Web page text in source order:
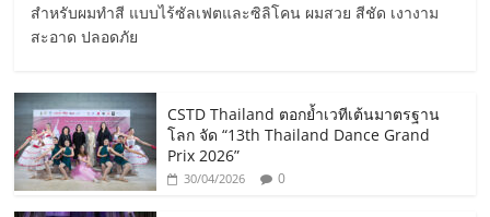
สำหรับผมทำสี แบบไร้ซัลเฟตและซิลิโคน ผมสวย สีชัด เงางาม
สะอาด ปลอดภัย
CSTD Thailand ตอกย้ำเวทีเต้นมาตรฐาน
โลก จัด “13th Thailand Dance Grand
Prix 2026”
30/04/2026 0